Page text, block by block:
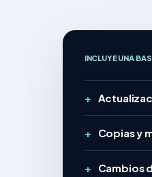
INCLUYE UNA
Copias y
Cambios